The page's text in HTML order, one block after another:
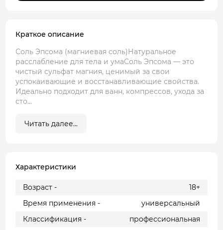
Краткое описание
Соль Эпсома (магниевая соль)Натуральное
расслабление для тела и умаСоль Эпсома — это
чистый сульфат магния, ценимый за свои
успокаивающие и восстанавливающие свойства.
Идеально подходит для ванн, компрессов, ухода за
сто...
Читать далее...
Характеристики
Возраст -
18+
Время применения -
универсальный
Классификация -
профессиональная